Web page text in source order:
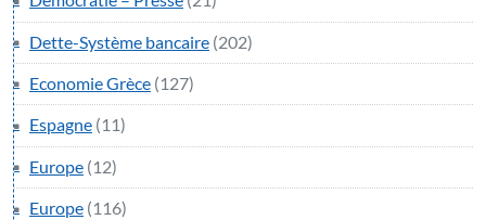
Dette-Système bancaire (202)
Economie Grèce (127)
Espagne (11)
Europe (12)
Europe (116)